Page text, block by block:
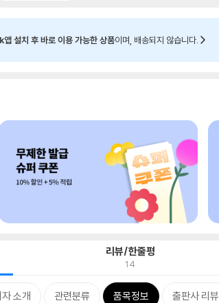
설치 후 바로 이용 가능한 상품이며, 배송되지 않습니다.
리뷰/한줄평
14
소개 관련분류 품목정보 출판사 리뷰